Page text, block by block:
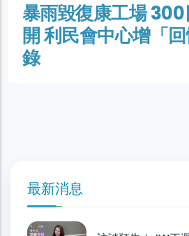
暴雨毀復康工場
開 利民會中心增「
錄
最新消息